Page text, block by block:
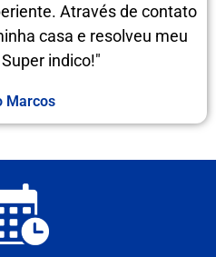
Através de contato
casa e resolveu meu
indico!"
Marcos